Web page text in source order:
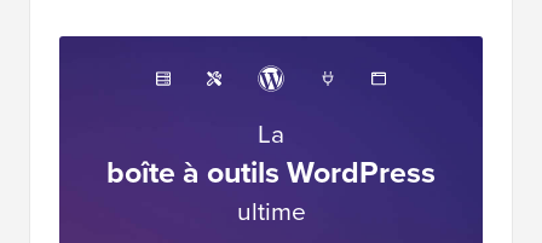
La
boîte à outils WordPress
ultime